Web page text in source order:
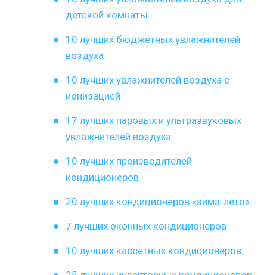
детской комнаты
10 лучших бюджетных увлажнителей
воздуха
10 лучших увлажнителей воздуха с
ионизацией
17 лучших паровых и ультразвуковых
увлажнителей воздуха
10 лучших производителей
кондиционеров
20 лучших кондиционеров «зима-лето»
7 лучших оконных кондиционеров
10 лучших кассетных кондиционеров